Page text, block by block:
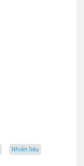
nhiên liệu